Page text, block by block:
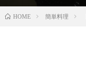
HOME 簡単料理